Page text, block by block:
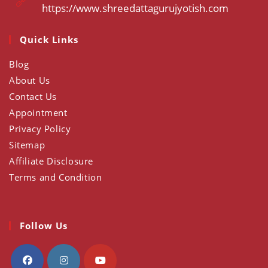
https://www.shreedattagurujyotish.com
Quick Links
Blog
About Us
Contact Us
Appointment
Privacy Policy
Sitemap
Affiliate Disclosure
Terms and Condition
Follow Us